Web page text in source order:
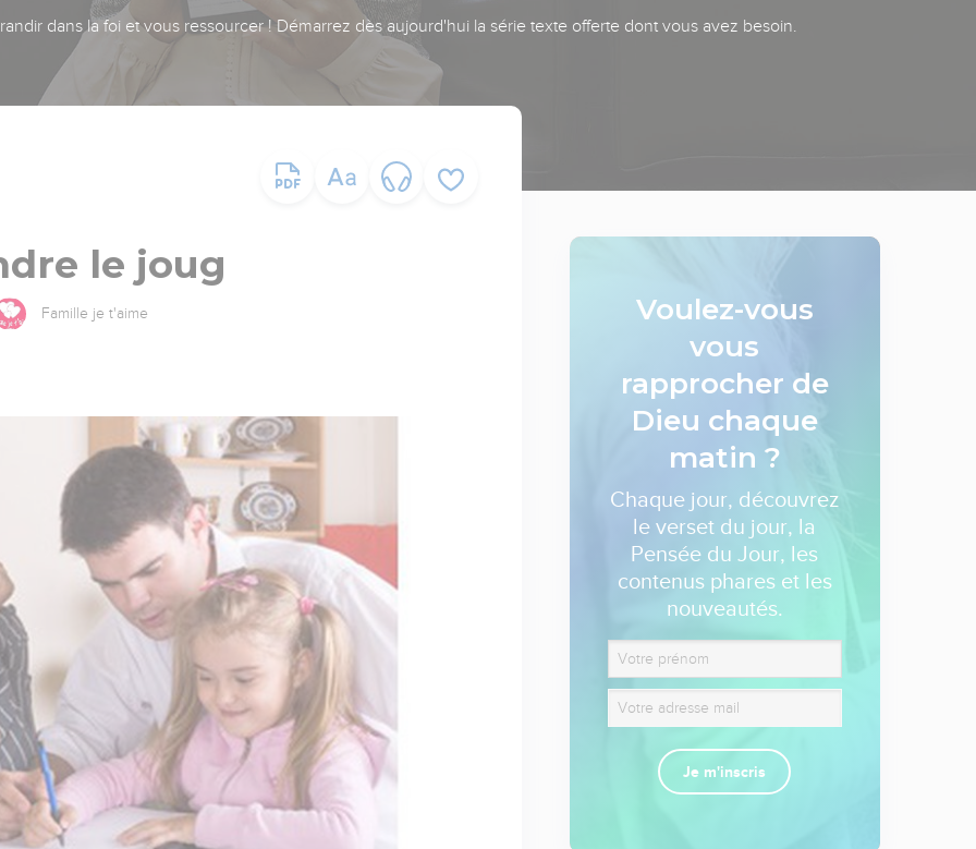
dans la foi et vous ressourcer ! Démarrez dès aujourd'hui la série texte offerte dont vous avez besoin.
le joug
Famille je t'aime
Voulez-vous
vous
rapprocher de
Dieu chaque
matin ?
Chaque jour, découvrez
le verset du jour, la
Pensée du Jour, les
contenus phares et les
nouveautés.
Je m'inscris